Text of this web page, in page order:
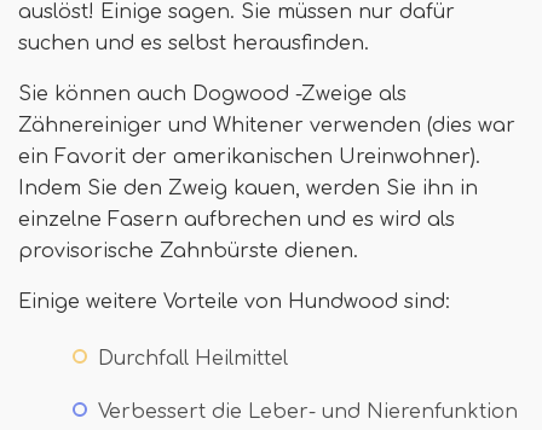
auslöst! Einige sagen. Sie müssen nur dafür
suchen und es selbst herausfinden.
Sie können auch Dogwood -Zweige als
Zähnereiniger und Whitener verwenden (dies war
ein Favorit der amerikanischen Ureinwohner).
Indem Sie den Zweig kauen, werden Sie ihn in
einzelne Fasern aufbrechen und es wird als
provisorische Zahnbürste dienen.
Einige weitere Vorteile von Hundwood sind:
Durchfall Heilmittel
Verbessert die Leber- und Nierenfunktion